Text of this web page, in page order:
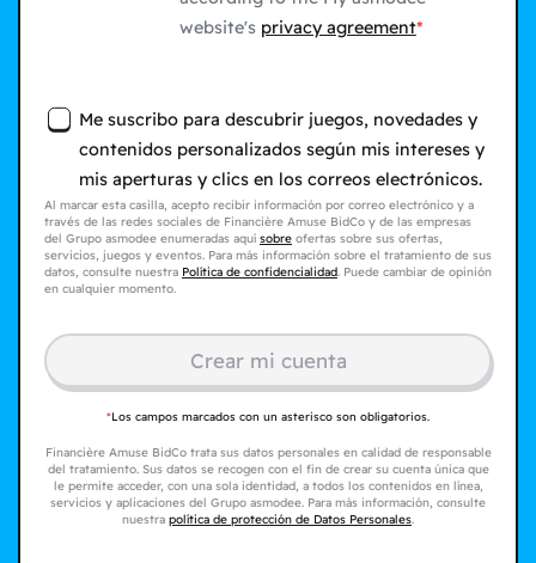
website's privacy agreement
Me suscribo para descubrir juegos, novedades y
contenidos personalizados según mis intereses y
mis aperturas y clics en los correos electrónicos.
Al marcar esta casilla, acepto recibir información por correo electrónico y a
través de las redes sociales de Financière Amuse BidCo y de las empresas
del Grupo asmodee enumeradas aquí sobre ofertas sobre sus ofertas,
servicios, juegos y eventos. Para más información sobre el tratamiento de sus
datos, consulte nuestra Política de confidencialidad. Puede cambiar de opinión
en cualquier momento.
Crear mi cuenta
*Los campos marcados con un asterisco son obligatorios.
Financière Amuse BidCo trata sus datos personales en calidad de responsable
del tratamiento. Sus datos se recogen con el fin de crear su cuenta única que
le permite acceder, con una sola identidad, a todos los contenidos en línea,
servicios y aplicaciones del Grupo asmodee. Para más información, consulte
nuestra política de protección de Datos Personales.